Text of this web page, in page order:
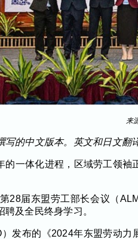
来
写的中文版本。英文和日文翻
的一体化进程，区域劳工领
28届东盟劳工部长会议（
及全民终身学习。
发布的《2024年东盟劳动